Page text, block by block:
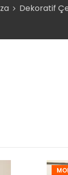
Dekoratif